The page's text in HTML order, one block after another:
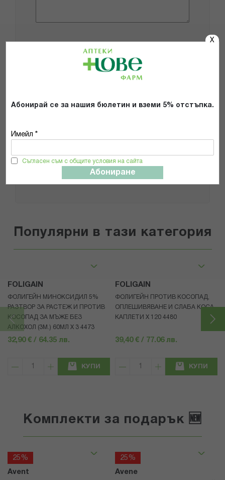
X
Абонирай се за нашия бюлетин и вземи 5% отстъпка.
Имейл *
Съгласен съм с общите условия на сайта
Абониране
Прочетох и се съгласявам с
ИЗПРАТИ
Популярни в тази категория
FOLIGAIN
ФОЛИГЕЙН МИНОКСИДИЛ 5%
РАЗТВОР ЗА РАСТЕЖ И ПРОТИВ
КОСОПАД ЗА МЪЖЕ БЕЗ
АЛКОХОЛ (3М.) 60МЛ X 3 4473
32,90 € / 64.35 лв.
КУПИ
FOLIGAIN
ФОЛИГЕЙН ПРОТИВ КОСОПАД,
ОПЛЕШИВЯВАНЕ И СЛАБА КОСА
КАПЛЕТИ X 120 4480
39,40 € / 77.06 лв.
КУПИ
Комплекти за подарък 🆕
25%
Avent
25%
Avene